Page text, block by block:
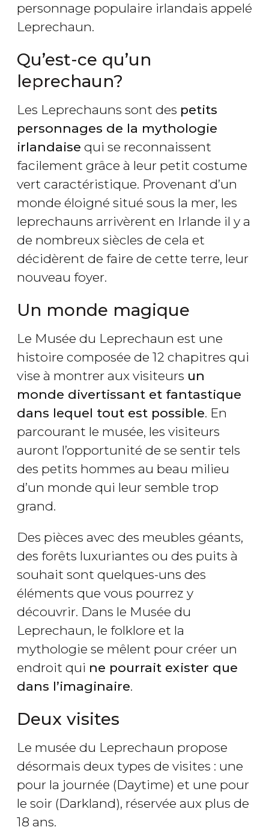
personnage populaire irlandais appelé
Leprechaun.
Qu’est-ce qu’un
leprechaun?
Les Leprechauns sont des petits
personnages de la mythologie
irlandaise qui se reconnaissent
facilement grâce à leur petit costume
vert caractéristique. Provenant d’un
monde éloigné situé sous la mer, les
leprechauns arrivèrent en Irlande il y a
de nombreux siècles de cela et
décidèrent de faire de cette terre, leur
nouveau foyer.
Un monde magique
Le Musée du Leprechaun est une
histoire composée de 12 chapitres qui
vise à montrer aux visiteurs un
monde divertissant et fantastique
dans lequel tout est possible. En
parcourant le musée, les visiteurs
auront l’opportunité de se sentir tels
des petits hommes au beau milieu
d’un monde qui leur semble trop
grand.
Des pièces avec des meubles géants,
des forêts luxuriantes ou des puits à
souhait sont quelques-uns des
éléments que vous pourrez y
découvrir. Dans le Musée du
Leprechaun, le folklore et la
mythologie se mêlent pour créer un
endroit qui ne pourrait exister que
dans l’imaginaire.
Deux visites
Le musée du Leprechaun propose
désormais deux types de visites : une
pour la journée (Daytime) et une pour
le soir (Darkland), réservée aux plus de
18 ans.